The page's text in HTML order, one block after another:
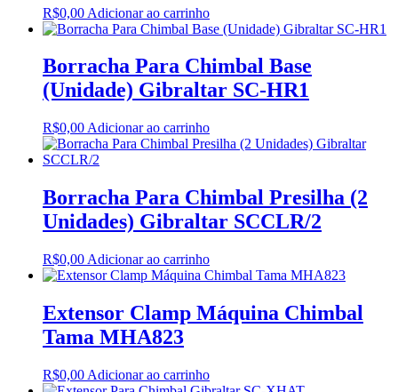
R$0,00 Adicionar ao carrinho
Borracha Para Chimbal Base
(Unidade) Gibraltar SC-HR1
R$0,00 Adicionar ao carrinho
Borracha Para Chimbal Presilha (2
Unidades) Gibraltar SCCLR/2
R$0,00 Adicionar ao carrinho
Extensor Clamp Máquina Chimbal
Tama MHA823
R$0,00 Adicionar ao carrinho